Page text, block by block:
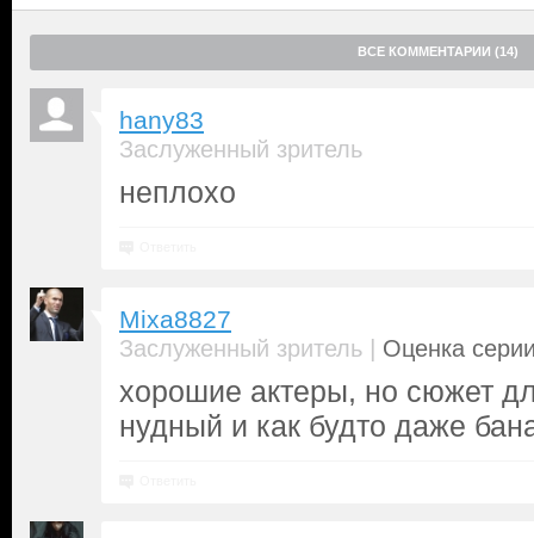
ВСЕ КОММЕНТАРИИ (14)
hany83
Заслуженный зритель
неплохо
Mixa8827
Заслуженный зритель | Оценка
хорошие актеры, но сюжет
нудный и как будто даже